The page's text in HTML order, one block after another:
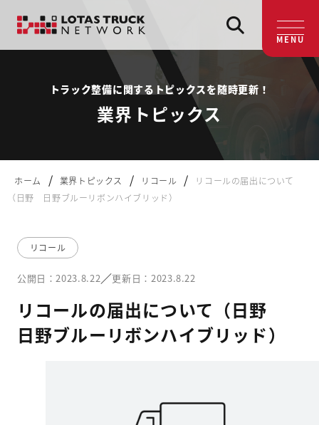
MENU
トラック整備に関するトピックスを随時更新！
業界トピックス
ホーム / 業界トピックス / リコール /
リコールの届出について
（日野 日野ブルーリボンハイブリッド）
リコール
公開日：2023.8.22／更新日：2023.8.22
リコールの届出について（日野
日野ブルーリボンハイブリッド）